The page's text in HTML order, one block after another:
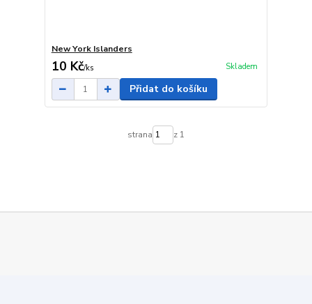
New York Islanders
10 Kč/ks Skladem
Přidat do košíku
strana z 1